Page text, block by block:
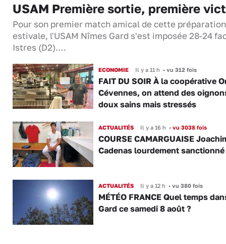
USAM Première sortie, première
Pour son premier match amical de cette préparation
estivale, l'USAM Nîmes Gard s'est imposée 28-24
Istres (D2).…
ECONOMIE Il y a 11 h •vu 312 fois
FAIT DU SOIR À la coopérative
Cévennes, on attend des
doux sains mais stressés
ACTUALITÉS Il y a 16 h •vu 3038 fois
COURSE CAMARGUAISE
Cadenas lourdement sanctionné
ACTUALITÉS Il y a 12 h •vu 380 fois
MÉTÉO FRANCE Quel temps
Gard ce samedi 8 août ?